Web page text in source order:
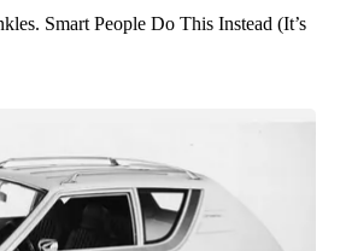
Smart People Do This Instead (It’s